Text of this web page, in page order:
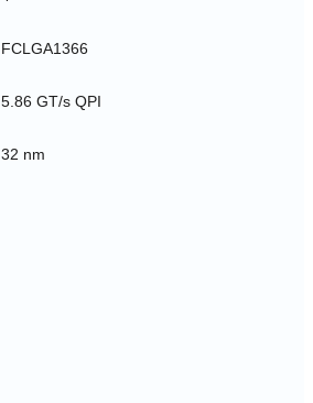
FCLGA1366
5.86 GT/s QPI
32 nm